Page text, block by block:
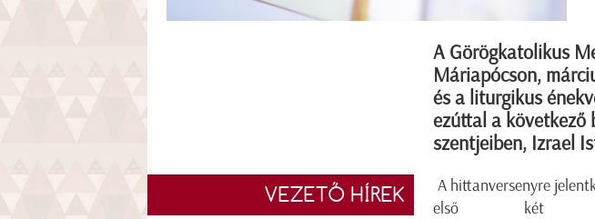
A Görögkatolikus
Máriapócson,
és a liturgikus
ezúttal a következő
szentjeiben, Izrael
A hittanversenyre
első két
VEZETŐ HÍREK